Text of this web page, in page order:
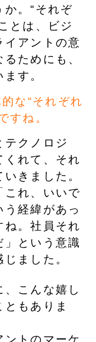
。“それぞ
とは、ビジ
イアントの意
ためにも、
す。
な“それぞれ
すね。
テクノロジ
くれて、それ
きました。
これ、いいで
経緯があっ
。社員それ
」という意識
ました。
こんな嬉し
もありま
ントのマーケ